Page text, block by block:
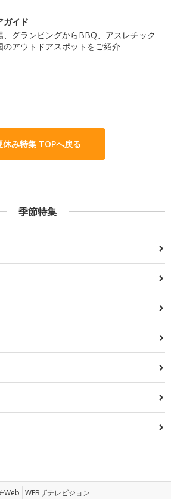
ガイド
、グランピングからBBQ、アスレチック
のアウトドアスポットをご紹介
休み特集 TOPへ戻る
季節特集
Web WEBザテレビジョン